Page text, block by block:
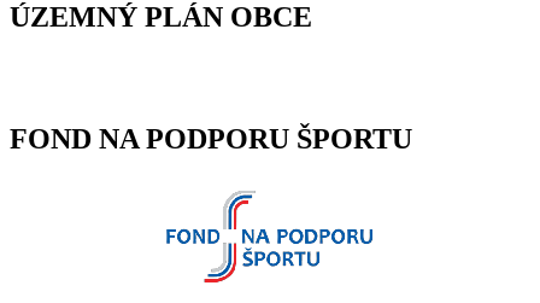
ÚZEMNÝ PLÁN OBCE
FOND NA PODPORU ŠPORTU